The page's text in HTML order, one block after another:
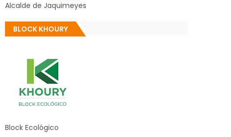
Alcalde de Jaquimeyes
BLOCK KHOURY
Block Ecológico